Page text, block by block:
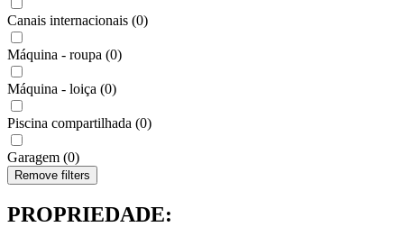
Canais internacionais (0)
Máquina - roupa (0)
Máquina - loiça (0)
Piscina compartilhada (0)
Garagem (0)
Remove filters
PROPRIEDADE: